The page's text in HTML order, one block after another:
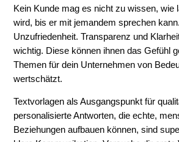
Kein Kunde mag es nicht zu wissen, wie
wird, bis er mit jemandem sprechen
Unzufriedenheit. Transparenz und
wichtig. Diese können ihnen das Gefühl
Themen für dein Unternehmen von
wertschätzt.
Textvorlagen als Ausgangspunkt für
personalisierte Antworten, die echte,
Beziehungen aufbauen können, sind